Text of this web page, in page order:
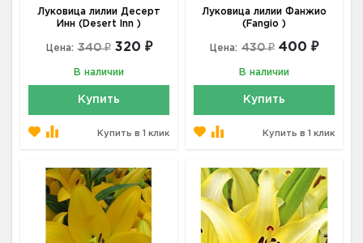
Луковица лилии Десерт
Инн (Desert Inn )
Цена: 340 ₽ 320 ₽
В наличии
Купить
Купить в 1 клик
Луковица лилии Фанжио
(Fangio )
Цена: 430 ₽ 400 ₽
В наличии
Купить
Купить в 1 клик